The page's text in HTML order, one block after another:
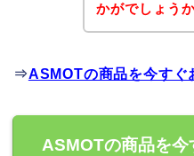
かがでしょう
⇒ASMOTの商品を今すぐ
ASMOTの商品を